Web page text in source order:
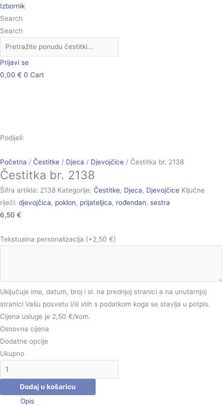
Skip
to
content
Izbornik
Search
Search
Prijavi se
0,00 € 0 Cart
Podijeli:
Početna / Čestitke / Djeca / Djevojčice / Čestitka br. 2138
Čestitka br. 2138
Šifra artikla: 2138 Kategorije: Čestitke, Djeca, Djevojčice Ključne
riječi: djevojčica, poklon, prijateljica, rođendan, sestra
6,50 €
Tekstualna personalizacija (+2,50 €)
Uključuje ime, datum, broj i sl. na prednjoj stranici a na unutarnjoj
stranici Vašu posvetu i/ili stih s podatkom koga se stavlja u potpis.
Cijena usluge je 2,50 €/kom.
Osnovna cijena
Dodatne opcije
Ukupno
Čestitka
br.
2138
količina
Dodaj u košaricu
Opis